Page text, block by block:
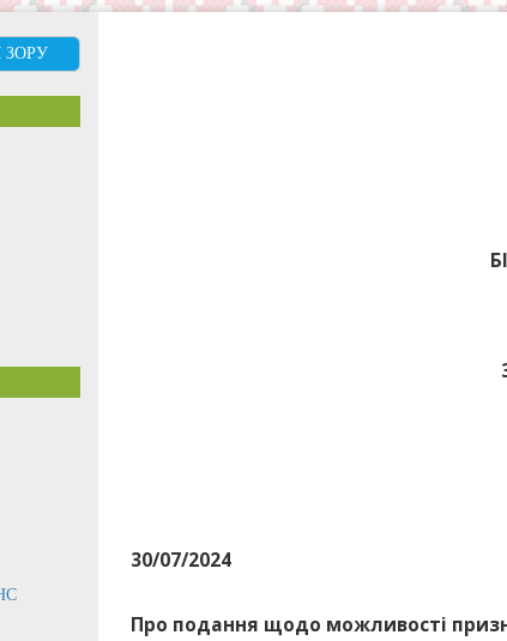
30/07/2024
Про подання щодо можливості